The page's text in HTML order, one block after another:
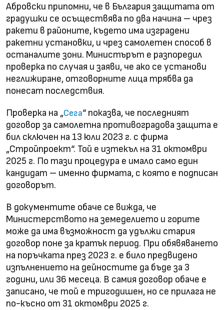
Абровски припомни, че в България защитата от
градушки се осъществява по два начина – чрез
ракети в районите, където има изградени
ракетни установки, и чрез самолетен способ в
останалите зони. Министърът е разпоредил
проверка по случая и заяви, че ако се установи
неглижиране, отговорните лица трябва да
понесат последствия.
Проверка на „Сега“ показва, че последният
договор за самолетна противоградова защита е
бил сключен на 13 юли 2023 г. с фирма
„Стройпроект“. Той е изтекъл на 31 октомври
2025 г. По тази процедура е имало само един
кандидат – именно фирмата, с която е подписан
договорът.
В документите обаче се вижда, че
Министерството на земеделието и горите
може да има възможност да удължи стария
договор поне за кратък период. При обявяването
на поръчката през 2023 г. е било предвидено
изпълнението на дейностите да бъде за 3
години, или 36 месеца. В самия договор обаче е
записано, че той е тригодишен, но се прилага не
по-късно от 31 октомври 2025 г.